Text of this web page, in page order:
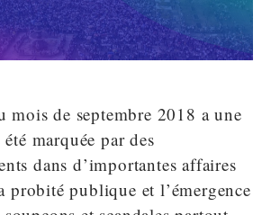
mois de septembre 2018 a une
marquée par des
dans d’importantes affaires
probité publique et l’émergence